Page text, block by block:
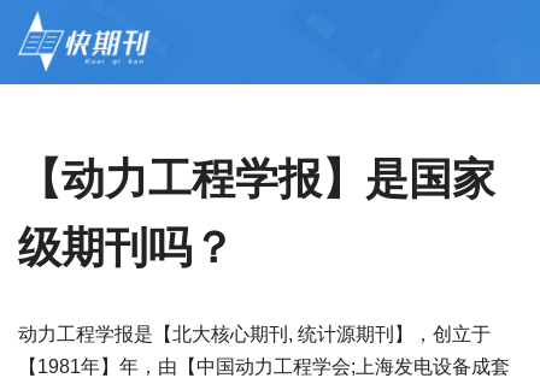
【动力工程学报】是国家
级期刊吗？
动力工程学报是【北大核心期刊, 统计源期刊】，创立于
【1981年】年，由【中国动力工程学会;上海发电设备成套